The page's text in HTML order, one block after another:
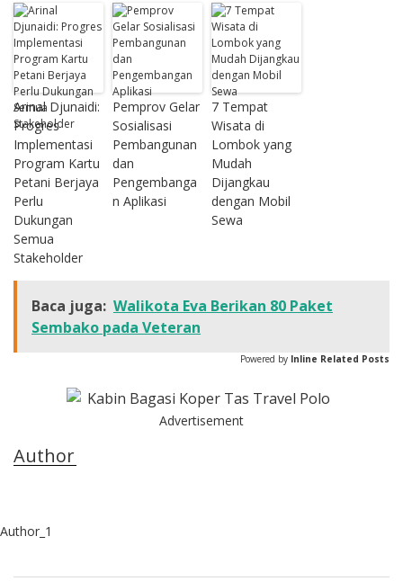
Arinal Djunaidi:
Progres
Implementasi
Program Kartu
Petani Berjaya
Perlu
Dukungan
Semua
Stakeholder
Pemprov Gelar
Sosialisasi
Pembangunan
dan
Pengembanga
n Aplikasi
7 Tempat
Wisata di
Lombok yang
Mudah
Dijangkau
dengan Mobil
Sewa
Baca juga: Walikota Eva Berikan 80 Paket
Sembako pada Veteran
Powered by Inline Related Posts
Advertisement
Author
Author_1